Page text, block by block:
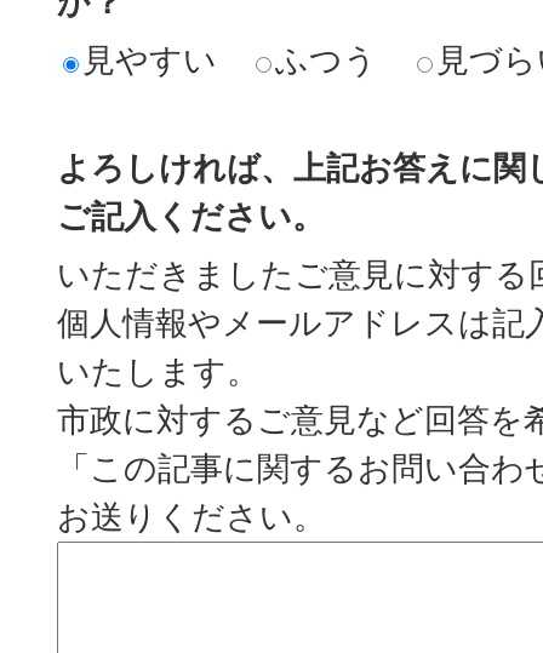
見やすい
ふつう 見づ
よろしければ、上記お答えに関
ご記入ください。
いただきましたご意見に対する
個人情報やメールアドレスは記
いたします。
市政に対するご意見など回答を
「この記事に関するお問い合
お送りください。